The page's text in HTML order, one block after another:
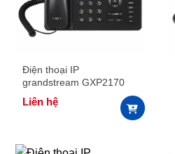
Điện thoại IP
grandstream GXP2170
Liên hệ